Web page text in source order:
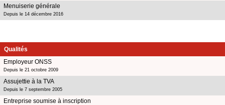
Menuiserie générale
Depuis le 14 décembre 2016
Qualités
Employeur ONSS
Depuis le 21 octobre 2009
Assujettie à la TVA
Depuis le 7 septembre 2005
Entreprise soumise à inscription